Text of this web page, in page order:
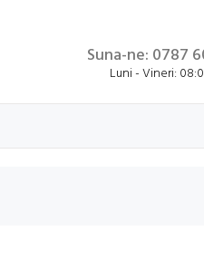
Suna-ne: 0787
Luni - Vineri: